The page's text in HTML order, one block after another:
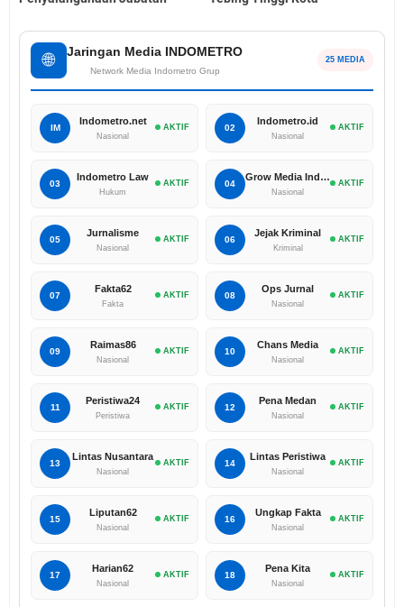
🌐 Jaringan Media INDOMETRO
Network Media Indometro Grup
25 MEDIA
IM
Indometro.net
Nasional
AKTIF 02
Indometro.id
Nasional
AKTIF
03
Indometro Law
Hukum
AKTIF 04
Grow Media Indonesia
Nasional
AKTIF
05
Jurnalisme
Nasional
AKTIF 06
Jejak Kriminal
Kriminal
AKTIF
07
Fakta62
Fakta
AKTIF 08
Ops Jurnal
Nasional
AKTIF
09
Raimas86
Nasional
AKTIF 10
Chans Media
Nasional
AKTIF
11
Peristiwa24
Peristiwa
AKTIF 12
Pena Medan
Nasional
AKTIF
13
Lintas Nusantara
Nasional
AKTIF 14
Lintas Peristiwa
Nasional
AKTIF
15
Liputan62
Nasional
AKTIF 16
Ungkap Fakta
Nasional
AKTIF
17
Harian62
Nasional
AKTIF 18
Pena Kita
Nasional
AKTIF